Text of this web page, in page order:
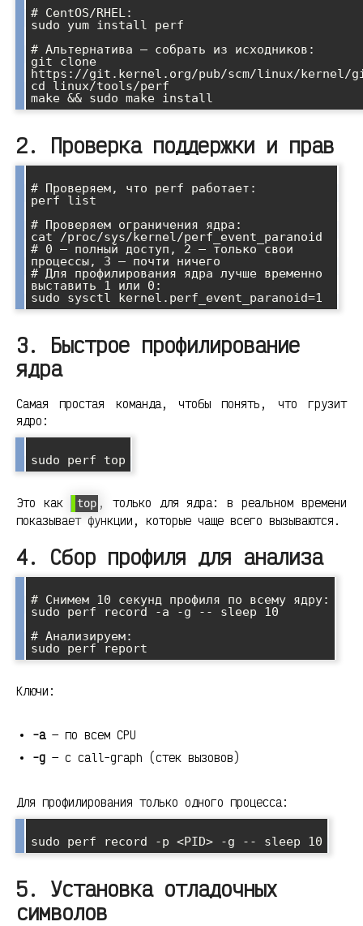
# CentOS/RHEL:
sudo yum install perf
# Альтернатива — собрать из исходников:
git clone
https://git.kernel.org/pub/scm/linux/
cd linux/tools/perf
2. Проверка поддержки и прав
# Проверяем, что perf работает:
perf list
# Проверяем ограничения ядра:
cat /proc/sys/kernel/perf_event_paranoid
# 0 — полный доступ, 2 — только свои
процессы, 3 — почти ничего
# Для профилирования ядра лучше временно
выставить 1 или 0:
3. Быстрое профилирование
ядра
Самая простая команда, чтобы понять, что грузит
ядро:
Это как top , только для ядра: в реальном времени
показывает функции, которые чаще всего вызываются.
4. Сбор профиля для анализа
# Снимем 10 секунд профиля по всему ядру:
sudo perf record -a -g -- sleep 10
# Анализируем:
Ключи:
-a— по всем CPU
-g — с call-graph (стек вызовов)
Для профилирования только одного процесса:
5. Установка отладочных
символов